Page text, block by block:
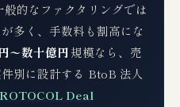
般的なファクタリングでは
多く、手数料も割高にな
〜数十億円規模なら、売
別に設計する BtoB 法人
Deal